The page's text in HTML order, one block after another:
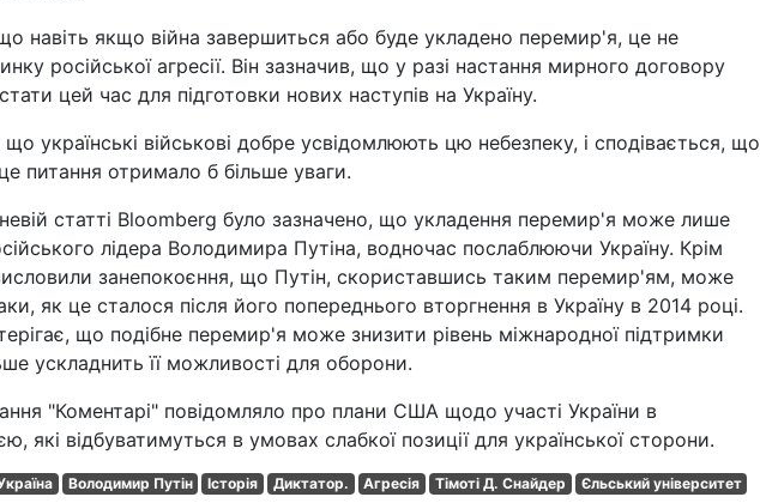
навіть якщо війна завершиться або буде укладено перемир'я, це не
російської агресії. Він зазначив, що у разі настання мирного договору
цей час для підготовки нових наступів на Україну.
українські військові добре усвідомлюють цю небезпеку, і сподівається, що
питання отримало б більше уваги.
статті Bloomberg було зазначено, що укладення перемир'я може лише
лідера Володимира Путіна, водночас послаблюючи Україну. Крім
занепокоєння, що Путін, скориставшись таким перемир'ям, може
як це сталося після його попереднього вторгнення в Україну в 2014 році.
що подібне перемир'я може знизити рівень міжнародної підтримки
ускладнить її можливості для оборони.
"Коментарі" повідомляло про плани США щодо участі України в
які відбуватимуться в умовах слабкої позиції для української сторони.
Володимир Путін Історія Диктатор. Агресія Тімоті Д. Снайдер Єльський університет